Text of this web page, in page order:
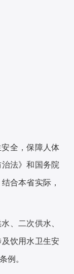
全，保障人体
法》和国务院
合本省实际，
、二次供水、
饮用水卫生安
例。